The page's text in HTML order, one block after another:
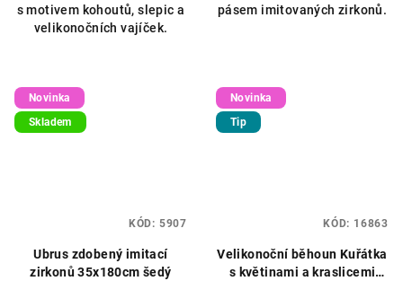
s motivem kohoutů, slepic a
velikonočních vajíček.
pásem imitovaných zirkonů.
Novinka
Skladem
Ubrus zdobený imitací
zirkonů 35x180cm šedý
KÓD: 5907
Novinka
Tip
Velikonoční běhoun Kuřátka
s květinami a kraslicemi
KÓD: 16863